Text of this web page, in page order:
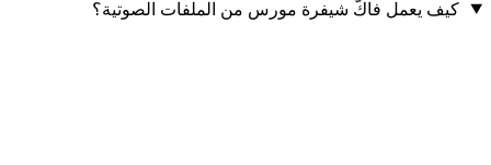
كيف يعمل فاكّ شيفرة مورس من الملفات الصوتية؟